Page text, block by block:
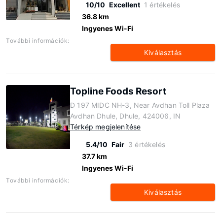
10/10 Excellent 1 értékelés
36.8 km
Ingyenes Wi-Fi
További információk:
Kiválasztás
Topline Foods Resort
D 197 MIDC NH-3, Near Avdhan Toll Plaza
Avdhan Dhule, Dhule, 424006, IN
Térkép megjelenítése
5.4/10 Fair 3 értékelés
37.7 km
Ingyenes Wi-Fi
További információk:
Kiválasztás